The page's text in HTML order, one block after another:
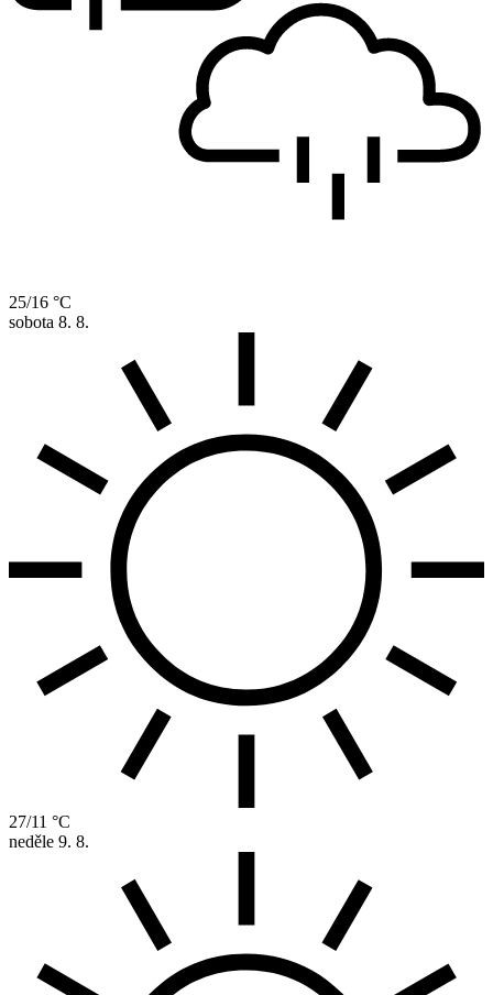
25/16 °C
sobota 8. 8.
27/11 °C
neděle 9. 8.